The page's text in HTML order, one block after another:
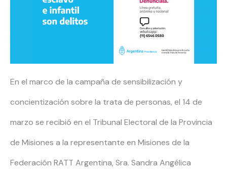
En el marco de la campaña de sensibilización y
concientización sobre la trata de personas, el 14 de
marzo se recibió en el Tribunal Electoral de la Provincia
de Misiones a la representante en Misiones de la
Federación RATT Argentina, Sra. Sandra Angélica